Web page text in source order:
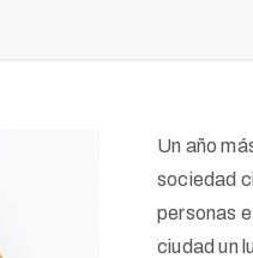
Un año
sociedad
personas
ciudad un